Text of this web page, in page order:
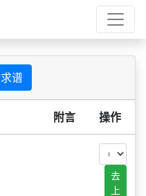
求谱
附言 操作
去
上